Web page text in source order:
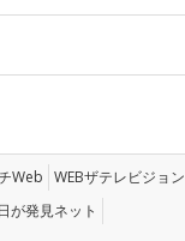
Web WEBザテレビジョン
が発見ネット